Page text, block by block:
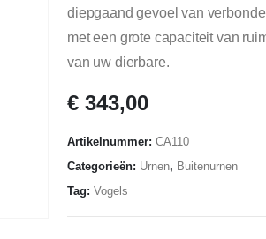
diepgaand gevoel van
met een grote capaciteit van
van uw dierbare.
€ 343,00
Artikelnummer: CA110
Categorieën: Urnen, Buitenurnen
Tag: Vogels